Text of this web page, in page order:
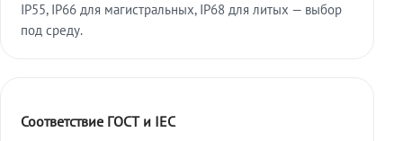
IP55, IP66 для магистральных, IP68 для литых — выбор
под среду.
Соответствие ГОСТ и IEC